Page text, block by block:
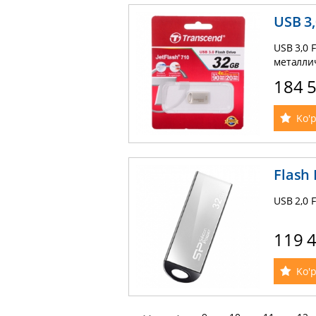
USB
USB 3,0
184
Flash
USB 2,0
119